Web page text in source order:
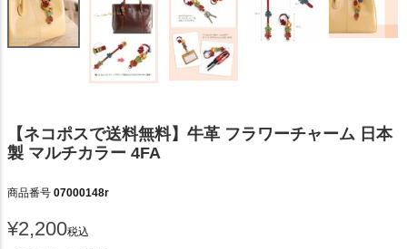
【ネコポスで送料無料】牛革 フラワーチャーム 日本
製 マルチカラー 4FA
商品番号 07000148r
¥2,200税込